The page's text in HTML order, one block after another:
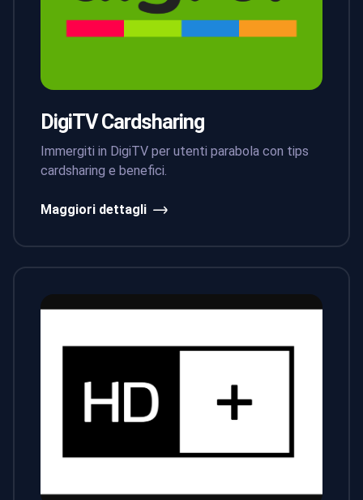
DigiTV Cardsharing
Immergiti in DigiTV per utenti parabola con tips
cardsharing e benefici.
Maggiori dettagli